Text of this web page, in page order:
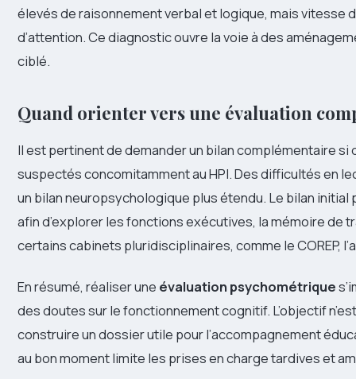
élevés de raisonnement verbal et logique, mais
d’attention. Ce diagnostic ouvre la voie à des
ciblé.
Quand orienter vers une évaluation
Il est pertinent de demander un bilan complémentaire
suspectés concomitamment au HPI. Des difficultés en
un bilan neuropsychologique plus étendu. Le bilan
afin d’explorer les fonctions exécutives, la mémoire de
certains cabinets pluridisciplinaires, comme le COREP,
En résumé, réaliser une évaluation psychométrique
des doutes sur le fonctionnement cognitif. L’objectif
construire un dossier utile pour l’accompagnement
au bon moment limite les prises en charge tardives et